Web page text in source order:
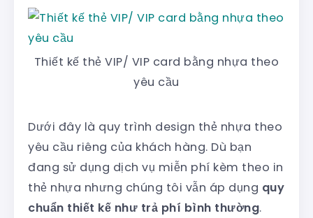
Thiết kế thẻ VIP/ VIP card bằng nhựa theo
yêu cầu
Dưới đây là quy trình design thẻ nhựa theo
yêu cầu riêng của khách hàng. Dù bạn
đang sử dụng dịch vụ miễn phí kèm theo in
thẻ nhựa nhưng chúng tôi vẫn áp dụng quy
chuẩn thiết kế như trả phí bình thường.